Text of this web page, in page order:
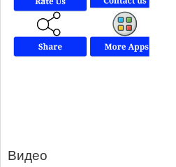
Видео